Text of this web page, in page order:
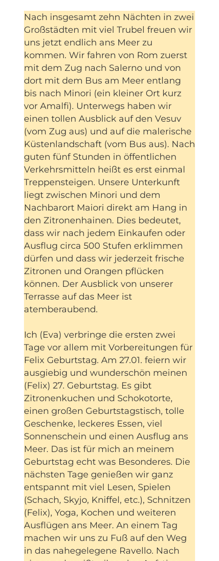
Nach insgesamt zehn Nächten in zwei
Großstädten mit viel Trubel freuen wir
uns jetzt endlich ans Meer zu
kommen. Wir fahren von Rom zuerst
mit dem Zug nach Salerno und von
dort mit dem Bus am Meer entlang
bis nach Minori (ein kleiner Ort kurz
vor Amalfi). Unterwegs haben wir
einen tollen Ausblick auf den Vesuv
(vom Zug aus) und auf die malerische
Küstenlandschaft (vom Bus aus). Nach
guten fünf Stunden in öffentlichen
Verkehrsmitteln heißt es erst einmal
Treppensteigen. Unsere Unterkunft
liegt zwischen Minori und dem
Nachbarort Maiori direkt am Hang in
den Zitronenhainen. Dies bedeutet,
dass wir nach jedem Einkaufen oder
Ausflug circa 500 Stufen erklimmen
dürfen und dass wir jederzeit frische
Zitronen und Orangen pflücken
können. Der Ausblick von unserer
Terrasse auf das Meer ist
atemberaubend.
Ich (Eva) verbringe die ersten zwei
Tage vor allem mit Vorbereitungen für
Felix Geburtstag. Am 27.01. feiern wir
ausgiebig und wunderschön meinen
(Felix) 27. Geburtstag. Es gibt
Zitronenkuchen und Schokotorte,
einen großen Geburtstagstisch, tolle
Geschenke, leckeres Essen, viel
Sonnenschein und einen Ausflug ans
Meer. Das ist für mich an meinem
Geburtstag echt was Besonderes. Die
nächsten Tage genießen wir ganz
entspannt mit viel Lesen, Spielen
(Schach, Skyjo, Kniffel, etc.), Schnitzen
(Felix), Yoga, Kochen und weiteren
Ausflügen ans Meer. An einem Tag
machen wir uns zu Fuß auf den Weg
in das nahegelegene Ravello. Nach